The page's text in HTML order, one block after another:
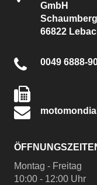
GmbH
66822
0049 6888-
Montag - Freitag
10:00 - 12:00 Uhr